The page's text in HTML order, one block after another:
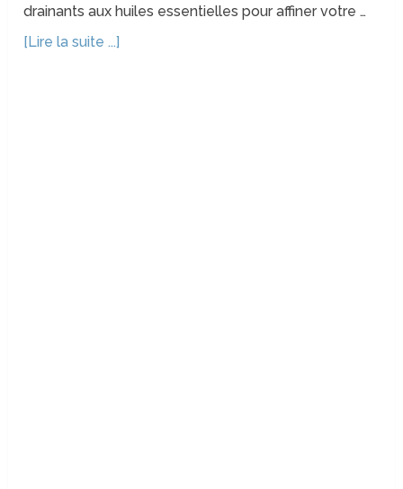
drainants aux huiles essentielles pour affiner votre …
[Lire la suite ...]